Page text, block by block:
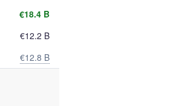
€18.4 B
€12.2 B
€12.8 B